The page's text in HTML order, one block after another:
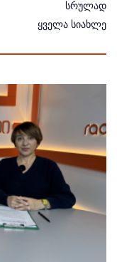
სრულად
ყველა სიახლე